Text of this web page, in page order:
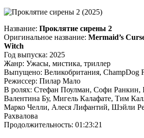
Название: Проклятие сирены 2
Оригинальное название: Mermaid’s
Witch
Год выпуска: 2025
Жанр: Ужасы, мистика, триллер
Выпущено: Великобритания, ChampDog
Режиссер: Пилар Мало
В ролях: Стефан Поулман, Софи Ранкин,
Валентина Бу, Мигель Калафате, Тим
Марко Челли, Алеся Лифантий, Шэйли
Рахвалова
Продолжительность: 01:23:21